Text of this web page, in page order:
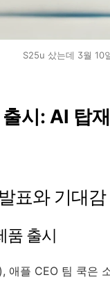
S25u 샀는데 3월 10
시: AI 탑
표와 기대감
품 출시
애플 CEO 팀 쿡은